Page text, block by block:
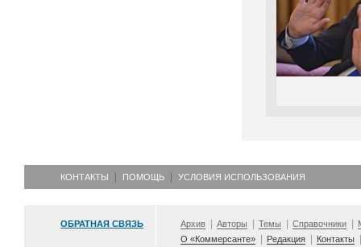
КОНТАКТЫ ПОМОЩЬ УСЛОВИЯ ИСПОЛЬЗОВАНИЯ
ОБРАТНАЯ СВЯЗЬ Архив Авторы Темы Справочники
О «Коммерсанте»
Редакция Контакты